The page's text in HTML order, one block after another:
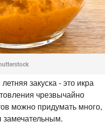
закуска - это икра
чрезвычайно
можно придумать много,
замечательным.